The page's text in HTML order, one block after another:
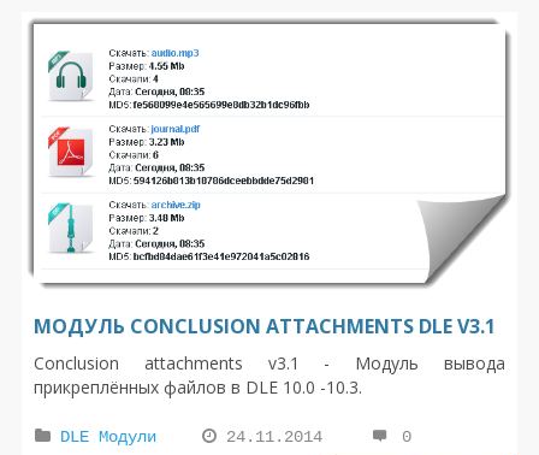
МОДУЛЬ CONCLUSION ATTACHMENTS DLE V3.1
Conclusion attachments v3.1 - Модуль вывода
прикреплённых файлов в DLE 10.0 -10.3.
DLE Модули 24.11.2014
0